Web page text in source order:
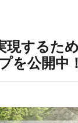
現するた
を公開中！